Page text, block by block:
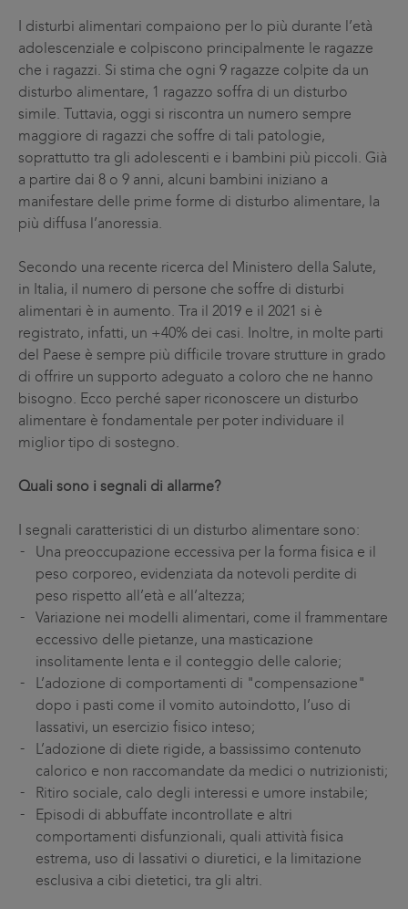
I disturbi alimentari compaiono per lo più durante l’età
adolescenziale e colpiscono principalmente le ragazze
che i ragazzi. Si stima che ogni 9 ragazze colpite da un
disturbo alimentare, 1 ragazzo soffra di un disturbo
simile. Tuttavia, oggi si riscontra un numero sempre
maggiore di ragazzi che soffre di tali patologie,
soprattutto tra gli adolescenti e i bambini più piccoli. Già
a partire dai 8 o 9 anni, alcuni bambini iniziano a
manifestare delle prime forme di disturbo alimentare, la
più diffusa l’anoressia.
Secondo una recente ricerca del Ministero della Salute,
in Italia, il numero di persone che soffre di disturbi
alimentari è in aumento. Tra il 2019 e il 2021 si è
registrato, infatti, un +40% dei casi. Inoltre, in molte parti
del Paese è sempre più difficile trovare strutture in grado
di offrire un supporto adeguato a coloro che ne hanno
bisogno. Ecco perché saper riconoscere un disturbo
alimentare è fondamentale per poter individuare il
miglior tipo di sostegno.
Quali sono i segnali di allarme?
I segnali caratteristici di un disturbo alimentare sono:
Una preoccupazione eccessiva per la forma fisica e il
peso corporeo, evidenziata da notevoli perdite di
peso rispetto all’età e all’altezza;
Variazione nei modelli alimentari, come il frammentare
eccessivo delle pietanze, una masticazione
insolitamente lenta e il conteggio delle calorie;
L’adozione di comportamenti di "compensazione"
dopo i pasti come il vomito autoindotto, l’uso di
lassativi, un esercizio fisico inteso;
L’adozione di diete rigide, a bassissimo contenuto
calorico e non raccomandate da medici o nutrizionisti;
Ritiro sociale, calo degli interessi e umore instabile;
Episodi di abbuffate incontrollate e altri
comportamenti disfunzionali, quali attività fisica
estrema, uso di lassativi o diuretici, e la limitazione
esclusiva a cibi dietetici, tra gli altri.